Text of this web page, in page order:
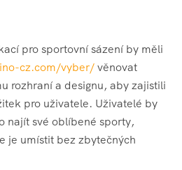
pro sportovní sázení by měli
cz.com/vyber/věnovat
rozhraní a designu, aby zajistili
pro uživatele. Uživatelé by
najít své oblíbené sporty,
je umístit bez zbytečných